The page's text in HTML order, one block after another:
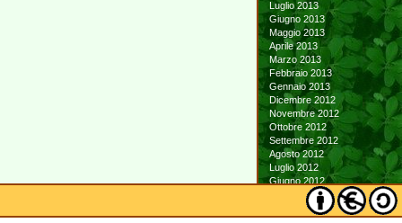
Luglio 2013
Giugno 2013
Maggio 2013
Aprile 2013
Marzo 2013
Febbraio 2013
Gennaio 2013
Dicembre 2012
Novembre 2012
Ottobre 2012
Settembre 2012
Agosto 2012
Luglio 2012
Giugno 2012
Maggio 2012
Aprile 2012